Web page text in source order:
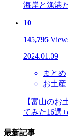
海岸と漁港
10
145,795
2024.01.09
まとめ
お土産
【富山のお
てみた16選
最新記事